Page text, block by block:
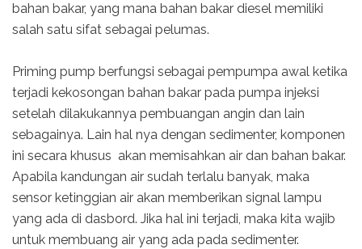
bahan bakar, yang mana bahan bakar diesel memiliki
salah satu sifat sebagai pelumas.
Priming pump berfungsi sebagai pempumpa awal ketika
terjadi kekosongan bahan bakar pada pumpa injeksi
setelah dilakukannya pembuangan angin dan lain
sebagainya. Lain hal nya dengan sedimenter, komponen
ini secara khusus akan memisahkan air dan bahan bakar.
Apabila kandungan air sudah terlalu banyak, maka
sensor ketinggian air akan memberikan signal lampu
yang ada di dasbord. Jika hal ini terjadi, maka kita wajib
untuk membuang air yang ada pada sedimenter.